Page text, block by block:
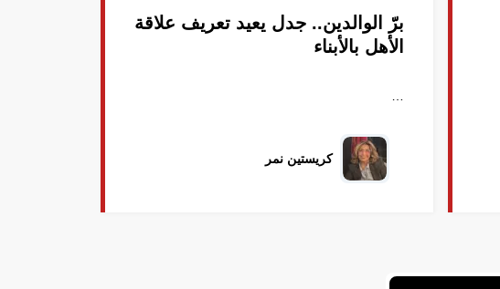
برّ الوالدين.. جدل يعيد تعريف علاقة
الأهل بالأبناء
…
كريستين نمر